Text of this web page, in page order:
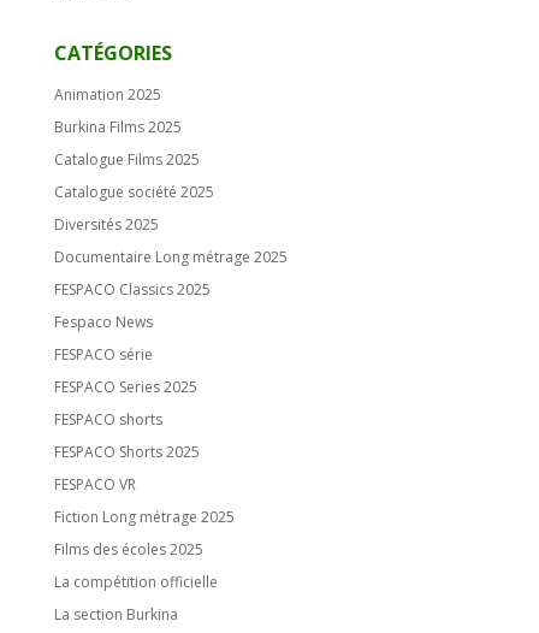
CATÉGORIES
Animation 2025
Burkina Films 2025
Catalogue Films 2025
Catalogue société 2025
Diversités 2025
Documentaire Long métrage 2025
FESPACO Classics 2025
Fespaco News
FESPACO série
FESPACO Series 2025
FESPACO shorts
FESPACO Shorts 2025
FESPACO VR
Fiction Long métrage 2025
Films des écoles 2025
La compétition officielle
La section Burkina